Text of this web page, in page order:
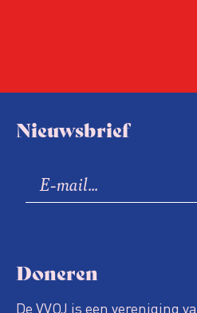
Nieuwsbrief
Doneren
De VVOJ is een vereniging